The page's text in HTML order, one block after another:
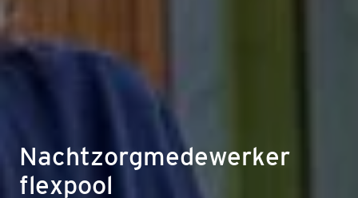
Nachtzorgmedewerker
flexpool